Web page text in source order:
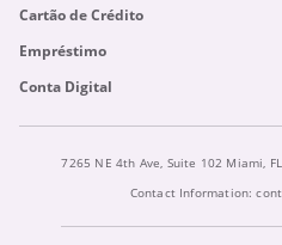
Cartão de Crédito
Empréstimo
Conta Digital
7265 NE 4th Ave, Suite 102 Miami,
Contact Information: